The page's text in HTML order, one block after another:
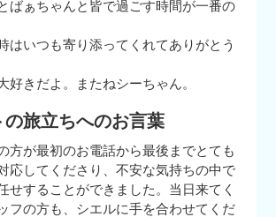
ばぁちゃんと皆で過ごす時間が一番の
はいつも寄り添ってくれてありがとう
好きだよ。またねシーちゃん。
の旅立ちへのお言葉
方が最初のお電話から最後までとても
応してくださり、不安な気持ちの中で
せすることができました。当日来てく
フの方も、シエルに手を合わせてくだ